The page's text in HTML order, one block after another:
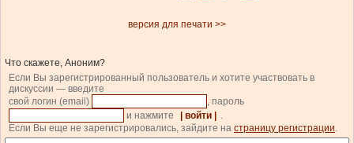
версия для печати >>
Что скажете, Аноним?
Если Вы зарегистрированный пользователь и хотите участвовать в
дискуссии — введите
свой логин (email)
, пароль
и нажмите
| войти |
.
Если Вы еще не зарегистрировались, зайдите на страницу регистрации.